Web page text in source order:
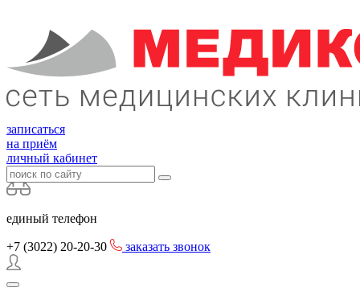
записаться
на приём
личный кабинет
единый телефон
+7 (3022) 20-20-30 заказать звонок